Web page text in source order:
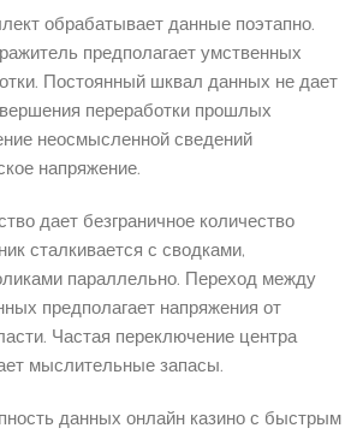
обрабатывает данные поэтапно.
предполагает умственных
Постоянный шквал данных не дает
переработки прошлых
неосмысленной сведений
напряжение.
дает безграничное количество
сталкивается с сводками,
параллельно. Переход между
предполагает напряжения от
Частая переключение центра
мыслительные запасы.
данных онлайн казино с быстрым